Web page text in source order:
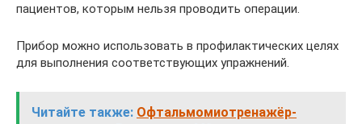
пациентов, которым нельзя проводить операции.
Прибор можно использовать в профилактических целях
для выполнения соответствующих упражнений.
Читайте также: Офтальмомиотренажёр-